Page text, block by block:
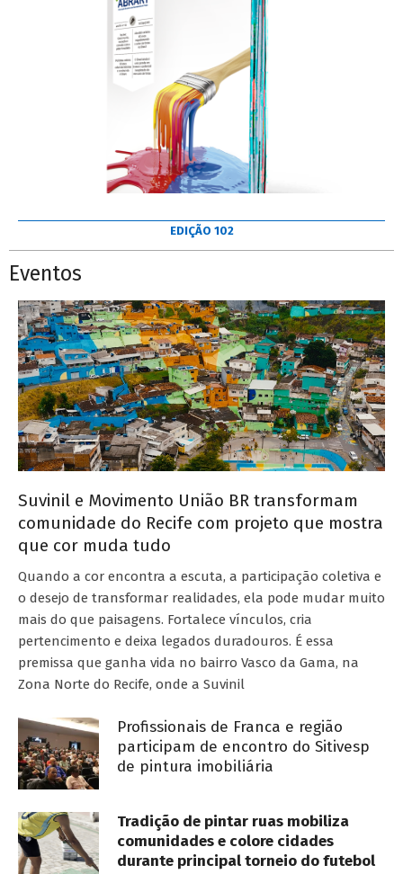
EDIÇÃO 102
Eventos
Suvinil e Movimento União BR transformam
comunidade do Recife com projeto que mostra
que cor muda tudo
Quando a cor encontra a escuta, a participação coletiva e
o desejo de transformar realidades, ela pode mudar muito
mais do que paisagens. Fortalece vínculos, cria
pertencimento e deixa legados duradouros. É essa
premissa que ganha vida no bairro Vasco da Gama, na
Zona Norte do Recife, onde a Suvinil
Profissionais de Franca e região
participam de encontro do Sitivesp
de pintura imobiliária
Tradição de pintar ruas mobiliza
comunidades e colore cidades
durante principal torneio do futebol